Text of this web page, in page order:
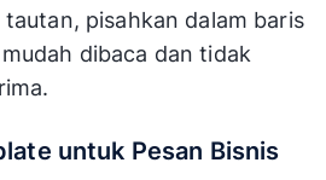
pisahkan dalam baris
dibaca dan tidak
untuk Pesan Bisnis